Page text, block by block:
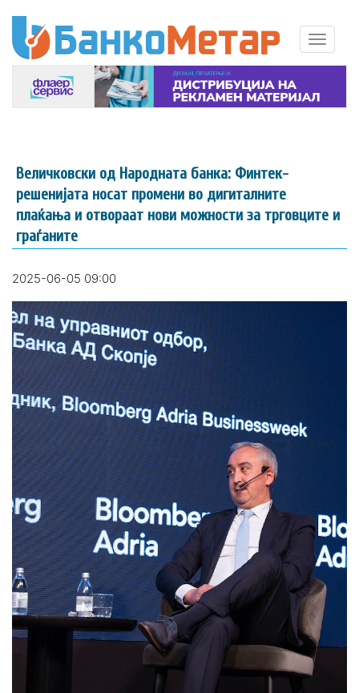
Величковски од Народната банка: Финтек-
решенијата носат промени во дигиталните
плаќања и отвораат нови можности за трговците и
граѓаните
2025-06-05 09:00